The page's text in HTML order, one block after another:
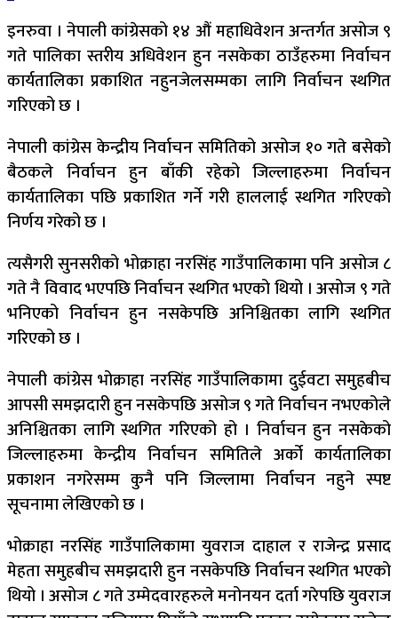
इनरुवा । नेपाली कांग्रेसको १४ औं महाधिवेशन अन्तर्गत असोज ९
गते पालिका स्तरीय अधिवेशन हुन नसकेका ठाउँहरुमा निर्वाचन
कार्यतालिका प्रकाशित नहुनजेलसम्मका लागि निर्वाचन स्थगित
गरिएको छ ।
नेपाली कांग्रेस केन्द्रीय निर्वाचन समितिको असोज १० गते बसेको
बैठकले निर्वाचन हुन बाँकी रहेको जिल्लाहरुमा निर्वाचन
कार्यतालिका पछि प्रकाशित गर्ने गरी हाललाई स्थगित गरिएको
निर्णय गरेको छ ।
त्यसैगरी सुनसरीको भोक्राहा नरसिंह गाउँपालिकामा पनि असोज ८
गते नै विवाद भएपछि निर्वाचन स्थगित भएको थियो । असोज ९ गते
भनिएको निर्वाचन हुन नसकेपछि अनिश्चितका लागि स्थगित
गरिएको छ ।
नेपाली कांग्रेस भोक्राहा नरसिंह गाउँपालिकामा दुईवटा समुहबीच
आपसी समझदारी हुन नसकेपछि असोज ९ गते निर्वाचन नभएकोले
अनिश्चितका लागि स्थगित गरिएको हो । निर्वाचन हुन नसकेको
जिल्लाहरुमा केन्द्रीय निर्वाचन समितिले अर्को कार्यतालिका
प्रकाशन नगरेसम्म कुनै पनि जिल्लामा निर्वाचन नहुने स्पष्ट
सूचनामा लेखिएको छ ।
भोक्राहा नरसिंह गाउँपालिकामा युवराज दाहाल र राजेन्द्र प्रसाद
मेहता समुहबीच समझदारी हुन नसकेपछि निर्वाचन स्थगित भएको
थियो । असोज ८ गते उम्मेदवारहरुले मनोनयन दर्ता गरेपछि युवराज